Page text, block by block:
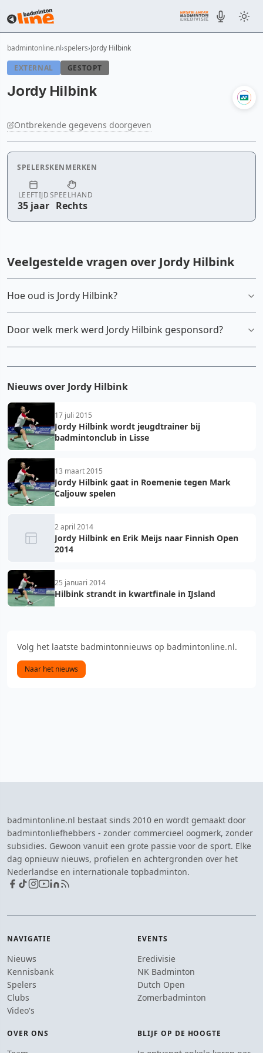
badmintonline.nl spelers Jordy Hilbink
EXTERNAL
GESTOPT
Jordy Hilbink
Ontbrekende gegevens doorgeven
SPELERSKENMERKEN
LEEFTIJD
35 jaar
SPEELHAND
Rechts
Veelgestelde vragen over Jordy Hilbink
Hoe oud is Jordy Hilbink?
Door welk merk werd Jordy Hilbink gesponsord?
Nieuws over Jordy Hilbink
17 juli 2015
Jordy Hilbink wordt jeugdtrainer bij
badmintonclub in Lisse
13 maart 2015
Jordy Hilbink gaat in Roemenie tegen Mark
Caljouw spelen
2 april 2014
Jordy Hilbink en Erik Meijs naar Finnish Open
2014
25 januari 2014
Hilbink strandt in kwartfinale in IJsland
Volg het laatste badmintonnieuws op badmintonline.nl.
Naar het nieuws
badmintonline.nl bestaat sinds 2010 en wordt gemaakt door
badmintonliefhebbers - zonder commercieel oogmerk, zonder
subsidies. Gewoon vanuit een grote passie voor de sport. Elke
dag opnieuw nieuws, profielen en achtergronden over het
Nederlandse en internationale topbadminton.
NAVIGATIE
Nieuws
Kennisbank
Spelers
Clubs
Video's
EVENTS
Eredivisie
NK Badminton
Dutch Open
Zomerbadminton
OVER ONS BLIJF OP DE HOOGTE